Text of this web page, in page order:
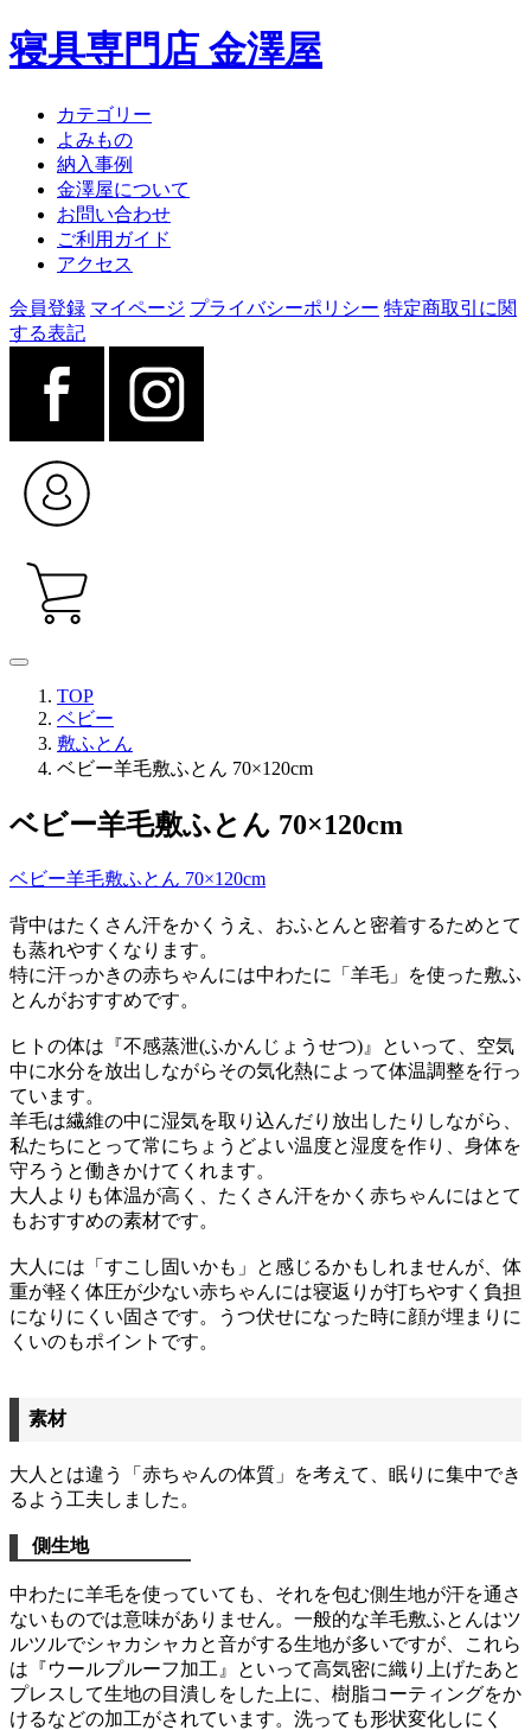
寝具専門店 金澤屋
カテゴリー
よみもの
納入事例
金澤屋について
お問い合わせ
ご利用ガイド
アクセス
会員登録 マイページ プライバシーポリシー 特定商取引に関
する表記
TOP
ベビー
敷ふとん
ベビー羊毛敷ふとん 70×120cm
ベビー羊毛敷ふとん 70×120cm
ベビー羊毛敷ふとん 70×120cm
背中はたくさん汗をかくうえ、おふとんと密着するためとて
も蒸れやすくなります。
特に汗っかきの赤ちゃんには中わたに「羊毛」を使った敷ふ
とんがおすすめです。
ヒトの体は『不感蒸泄(ふかんじょうせつ)』といって、空気
中に水分を放出しながらその気化熱によって体温調整を行っ
ています。
羊毛は繊維の中に湿気を取り込んだり放出したりしながら、
私たちにとって常にちょうどよい温度と湿度を作り、身体を
守ろうと働きかけてくれます。
大人よりも体温が高く、たくさん汗をかく赤ちゃんにはとて
もおすすめの素材です。
大人には「すこし固いかも」と感じるかもしれませんが、体
重が軽く体圧が少ない赤ちゃんには寝返りが打ちやすく負担
になりにくい固さです。うつ伏せになった時に顔が埋まりに
くいのもポイントです。
素材
大人とは違う「赤ちゃんの体質」を考えて、眠りに集中でき
るよう工夫しました。
側生地
中わたに羊毛を使っていても、それを包む側生地が汗を通さ
ないものでは意味がありません。一般的な羊毛敷ふとんはツ
ルツルでシャカシャカと音がする生地が多いですが、これら
は『ウールプルーフ加工』といって高気密に織り上げたあと
プレスして生地の目潰しをした上に、樹脂コーティングをか
けるなどの加工がされています。洗っても形状変化しにく